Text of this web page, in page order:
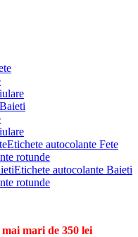
Etichete autocolante Fete
rotunde
Etichete autocolante Baieti
rotunde
mari de 350 lei